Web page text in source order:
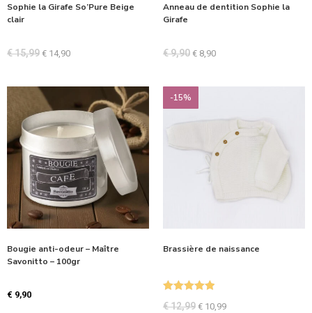
Sophie la Girafe So’Pure Beige
clair
€15,99 € 14,90
Anneau de dentition Sophie la
Girafe
€9,90 € 8,90
Bougie anti-odeur – Maître
Savonitto – 100gr
€ 9,90
-15%
Brassière de naissance
€12,99 € 10,99